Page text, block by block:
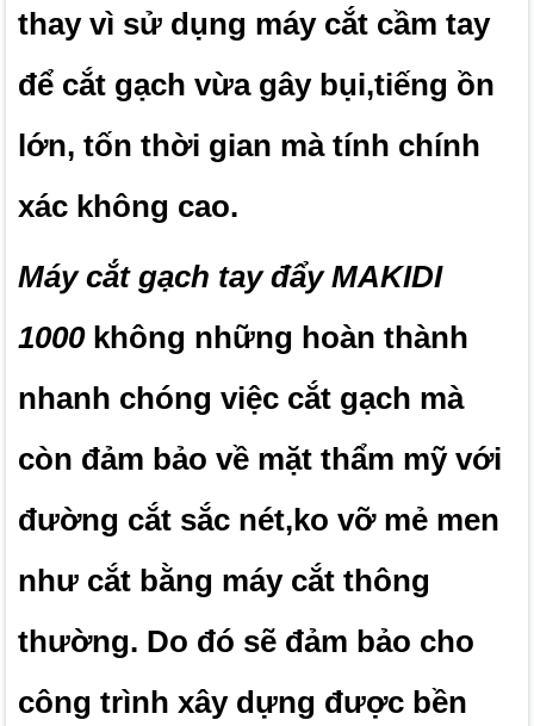
thay vì sử dụng máy cắt cầm tay
để cắt gạch vừa gây bụi,tiếng ồn
lớn, tốn thời gian mà tính chính
xác không cao.
Máy cắt gạch tay đẩy MAKIDI
1000không những hoàn thành
nhanh chóng việc cắt gạch mà
còn đảm bảo về mặt thẩm mỹ với
đường cắt sắc nét,ko vỡ mẻ men
như cắt bằng máy cắt thông
thường. Do đó sẽ đảm bảo cho
công trình xây dựng được bền